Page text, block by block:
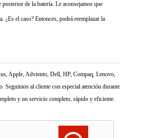
de la batería. Le aconsejamos que
¿Es el caso? Entonces, podrá reemplazar la
Apple, Adviento, Dell, HP, Compaq, Lenovo,
al cliente con especial atención durante
y un servicio completo, rápido y eficiente.